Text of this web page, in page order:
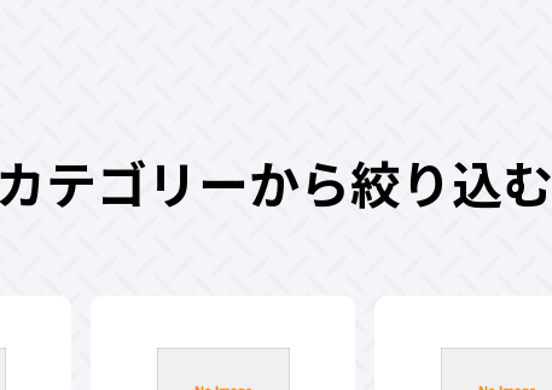
テゴリーから絞り込む